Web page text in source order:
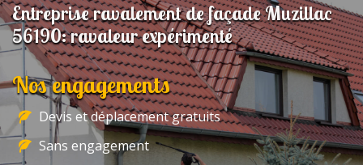
Entreprise ravalement de façade Muzillac
56190: ravaleur expérimenté
Nos engagements
Devis et déplacement gratuits
Sans engagement